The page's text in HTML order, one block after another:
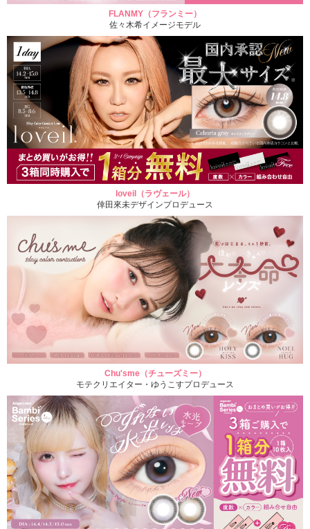
FLANMY（フランミー）
佐々木希イメージモデル
loveil（ラヴェール）
倖田來未デザインプロデュース
Chu'sme（チューズミー）
モテクリエイター・ゆうこすプロデュース